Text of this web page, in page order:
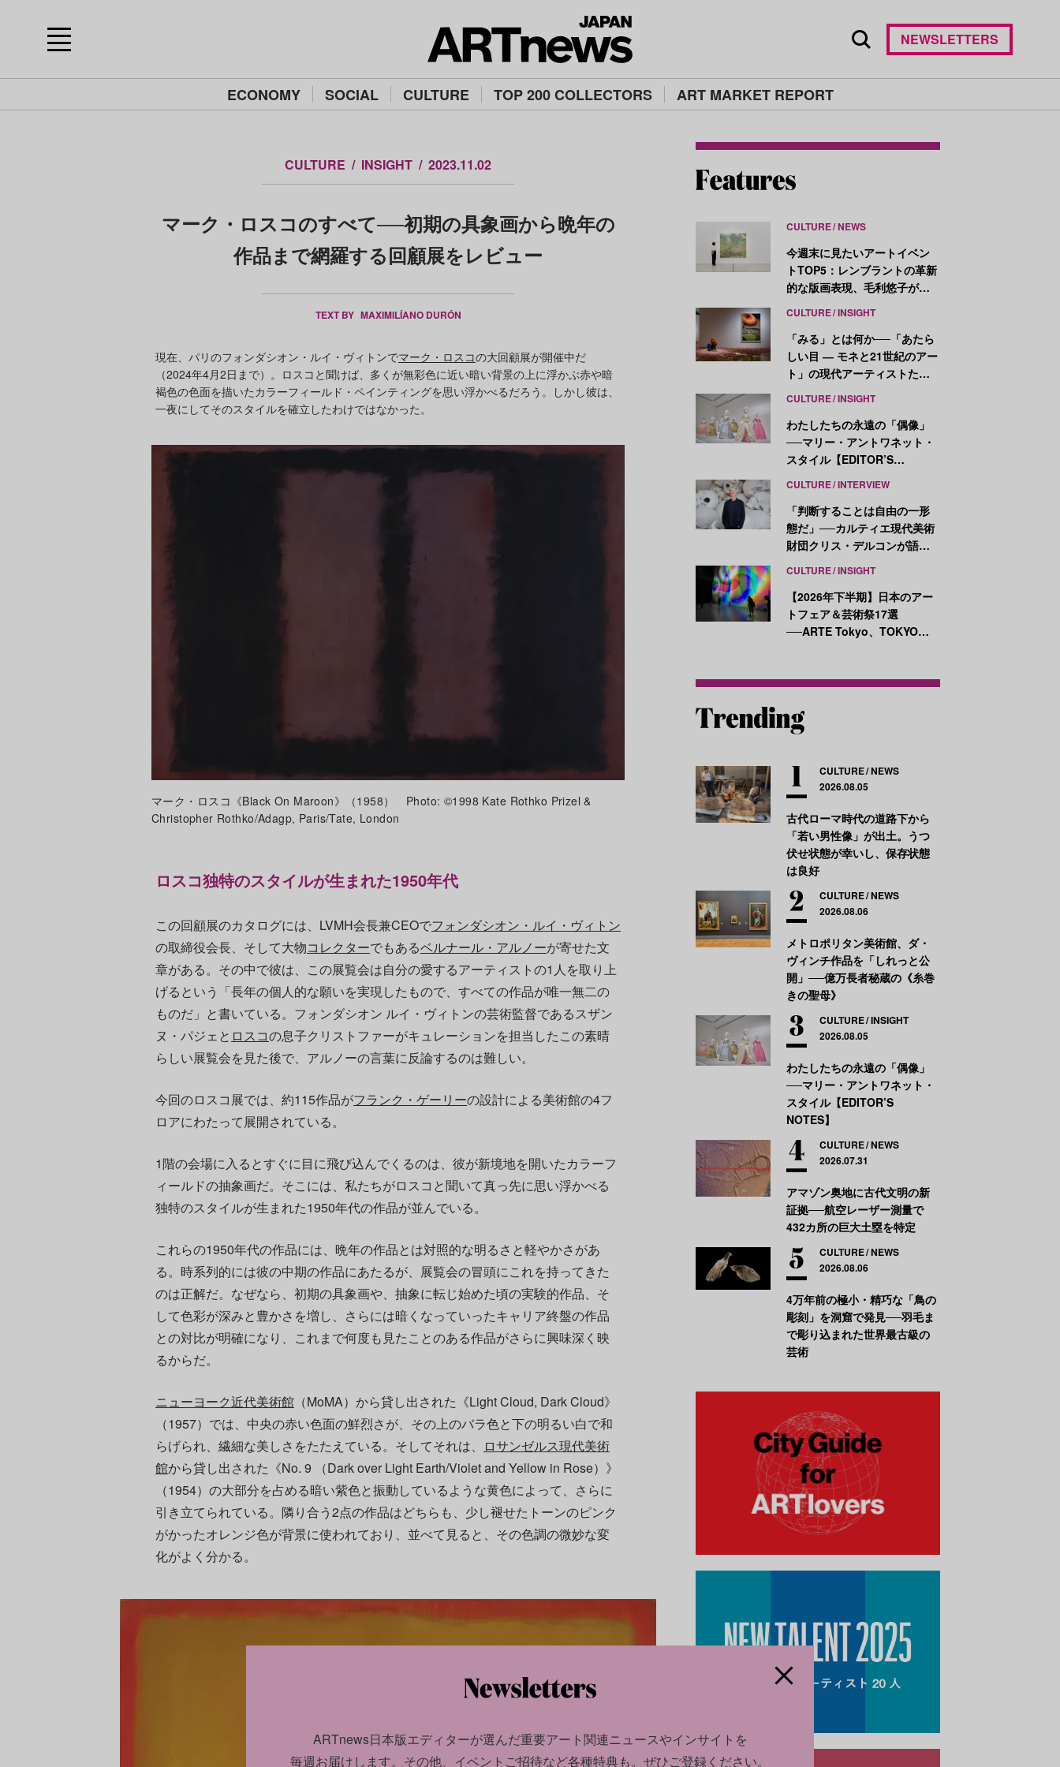
ECONOMY SOCIAL CULTURE TOP 200 COLLECTORS ART MARKET REPORT
NEWSLETTERS
CULTURE INSIGHT 2023.11.02
マーク・ロスコのすべて──初期の具象画から晩年の
作品まで網羅する回顧展をレビュー
TEXT BY MAXIMILÍANO DURÓN
現在、パリのフォンダシオン・ルイ・ヴィトンでマーク・ロスコの大回顧展が開催中だ
（2024年4月2日まで）。ロスコと聞けば、多くが無彩色に近い暗い背景の上に浮かぶ赤や暗
褐色の色面を描いたカラーフィールド・ペインティングを思い浮かべるだろう。しかし彼は、
一夜にしてそのスタイルを確立したわけではなかった。
マーク・ロスコ《Black On Maroon》（1958） Photo: ©1998 Kate Rothko Prizel &
Christopher Rothko/Adagp, Paris/Tate, London
ロスコ独特のスタイルが生まれた1950年代
この回顧展のカタログには、LVMH会長兼CEOでフォンダシオン・ルイ・ヴィトン
の取締役会長、そして大物コレクターでもあるベルナール・アルノーが寄せた文
章がある。その中で彼は、この展覧会は自分の愛するアーティストの1人を取り上
げるという「長年の個人的な願いを実現したもので、すべての作品が唯一無二の
ものだ」と書いている。フォンダシオン ルイ・ヴィトンの芸術監督であるスザン
ヌ・パジェと ロスコの息子クリストファーがキュレーションを担当したこの素晴
らしい展覧会を見た後で、アルノーの言葉に反論するのは難しい。
今回のロスコ展では、約115作品がフランク・ゲーリーの設計による美術館の4フ
ロアにわたって展開されている。
1階の会場に入るとすぐに目に飛び込んでくるのは、彼が新境地を開いたカラーフ
ィールドの抽象画だ。そこには、私たちがロスコと聞いて真っ先に思い浮かべる
独特のスタイルが生まれた1950年代の作品が並んでいる。
これらの1950年代の作品には、晩年の作品とは対照的な明るさと軽やかさがあ
る。時系列的には彼の中期の作品にあたるが、展覧会の冒頭にこれを持ってきた
のは正解だ。なぜなら、初期の具象画や、抽象に転じ始めた頃の実験的作品、そ
して色彩が深みと豊かさを増し、さらには暗くなっていったキャリア終盤の作品
との対比が明確になり、これまで何度も見たことのある作品がさらに興味深く映
るからだ。
ニューヨーク近代美術館 （MoMA）から貸し出された《Light Cloud, Dark Cloud》
（1957）では、中央の赤い色面の鮮烈さが、その上のバラ色と下の明るい白で和
らげられ、繊細な美しさをたたえている。そしてそれは、
ロサンゼルス現代美術
館から貸し出された《No. 9 （Dark over Light Earth/Violet and Yellow in Rose）》
（1954）の大部分を占める暗い紫色と振動しているような黄色によって、さらに
引き立てられている。隣り合う2点の作品はどちらも、少し褪せたトーンのピンク
がかったオレンジ色が背景に使われており、並べて見ると、その色調の微妙な変
化がよく分かる。
CULTURE NEWS
今週末に見たいアートイベン
トTOP5：レンブラントの革新
的な版画表現、毛利悠子がヴ
CULTURE INSIGHT
「みる」とは何か──「あたら
しい目 ― モネと21世紀のアー
ト」の現代アーティストたち
CULTURE INSIGHT
わたしたちの永遠の「偶像」
──マリー・アントワネット・
スタイル【EDITOR’S
CULTURE INTERVIEW
「判断することは自由の一形
態だ」──カルティエ現代美術
財団クリス・デルコンが語
CULTURE INSIGHT
【2026年下半期】日本のアー
トフェア＆芸術祭17選
──ARTE Tokyo、TOKYO
CULTURE NEWS
2026.08.05
古代ローマ時代の道路下から
「若い男性像」が出土。うつ
伏せ状態が幸いし、保存状態
は良好
CULTURE NEWS
2026.08.06
メトロポリタン美術館、ダ・
ヴィンチ作品を「しれっと公
開」──億万長者秘蔵の《糸巻
きの聖母》
CULTURE INSIGHT
2026.08.05
わたしたちの永遠の「偶像」
──マリー・アントワネット・
スタイル【EDITOR’S
NOTES】
CULTURE NEWS
2026.07.31
アマゾン奥地に古代文明の新
証拠──航空レーザー測量で
432カ所の巨大土塁を特定
CULTURE NEWS
2026.08.06
4万年前の極小・精巧な「鳥の
彫刻」を洞窟で発見──羽毛ま
で彫り込まれた世界最古級の
芸術
ARTnews日本版エディターが選んだ重要アート関連ニュースやインサイトを
毎週お届けします。 その他、イベントご招待など各種特典も。ぜひご登録ください。